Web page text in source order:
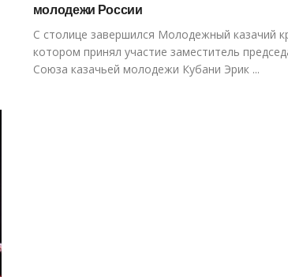
молодежи России
С столице завершился Молодежный казачий
котором принял участие заместитель
Союза казачьей молодежи Кубани Эрик ...